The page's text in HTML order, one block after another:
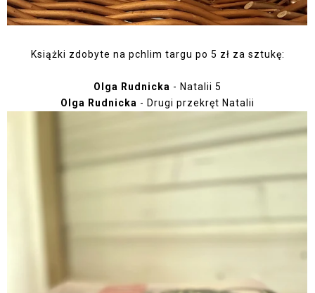
Książki zdobyte na pchlim targu po 5 zł za sztukę:
Olga Rudnicka - Natalii 5
Olga Rudnicka - Drugi przekręt Natalii